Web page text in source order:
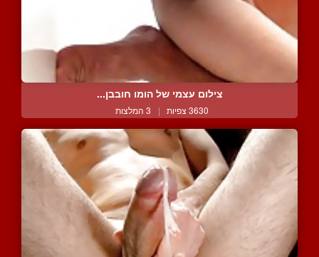
צילום עצמי של הומו חובבן...
3630 צפיות | 3 המלצות